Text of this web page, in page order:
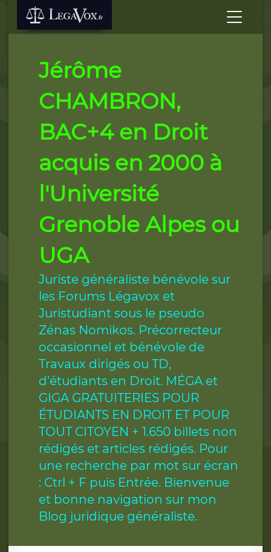
Jérôme
CHAMBRON,
BAC+4 en Droit
acquis en 2000 à
l'Université
Grenoble Alpes ou
UGA
Juriste généraliste bénévole sur
les Forums Légavox et
Juristudiant sous le pseudo
Zénas Nomikos. Précorrecteur
occasionnel et bénévole de
Travaux dirigés ou TD,
d'étudiants en Droit. MÉGA et
GIGA GRATUITERIES POUR
ÉTUDIANTS EN DROIT ET POUR
TOUT CITOYEN + 1.650 billets non
rédigés et articles rédigés. Pour
une recherche par mot sur écran
: Ctrl + F puis Entrée. Bienvenue
et bonne navigation sur mon
Blog juridique généraliste.